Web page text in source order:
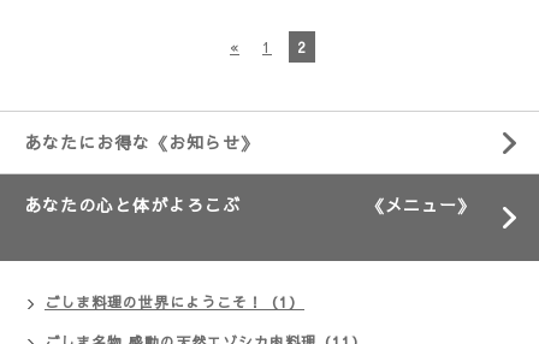
« 1 2
あなたにお得な《お知らせ》
あなたの心と体がよろこぶ 《メニュー》
ごしま料理の世界にようこそ！（1）